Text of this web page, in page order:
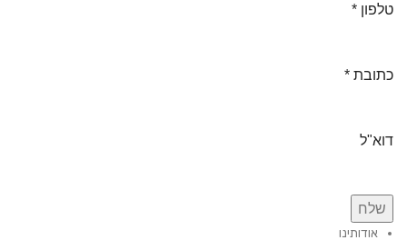
טלפון *
כתובת *
דוא"ל
שלח
אודותינו